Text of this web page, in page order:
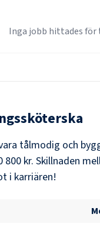
Inga jobb hittades
tålmodig och
800 kr. Skillnaden
i karriären!